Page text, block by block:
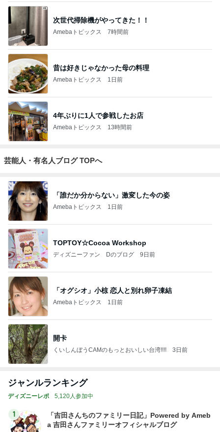
次世代掃除機がやってきた！！
Amebaトピックス 7時間前
昔は好きじゃなかった母の料理
Amebaトピックス 1日前
4年ぶりに1人で参戦したお店
Amebaトピックス 13時間前
芸能人・有名人ブログ TOPへ
「誰だか分からない」激変した今の姿
Amebaトピックス 1日前
TOPTOY☆Cocoa Workshop
ディズニーファン Dのブログ 9日前
「オグシオ」小椋 恋人と別れ卵子凍結
Amebaトピックス 1日前
開卡
くいしんぼうCAMのもっとおいしい台湾!!!! 3日前
ジャンルランキング
ディズニーレポ 5,120人参加中
1
「吉田さんちのファミリー日記」Powered by Ameb
a 吉田さんファミリーオフィシャルブログ